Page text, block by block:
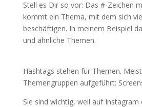
Stell es Dir so vor: Das #-Zeichen
kommt ein Thema, mit dem sich
beschäftigen. In meinem Beispiel
und ähnliche Themen.
Hashtags stehen für Themen.
Themengruppen aufgeführt:
Sie sind wichtig, weil auf